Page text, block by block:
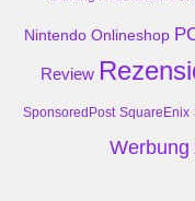
Nintendo Onlineshop
Review
SponsoredPost SquareEnix
Werbung